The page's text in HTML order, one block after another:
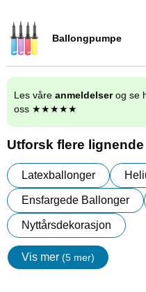
Ballongpumpe
Varenummer 9838
Les våre anmeldelserog se
oss ★★★★★
Utforsk flere lignende
Latexballonger
Ensfargede Ballonger
Nyttårsdekorasjon
Vis mer (5 mer)
egenskaper